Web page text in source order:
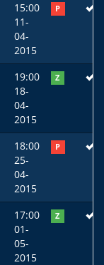
15:00
11-
04-
2015
P
19:00
18-
04-
2015
Z
18:00
25-
04-
2015
P
17:00
01-
05-
2015
Z